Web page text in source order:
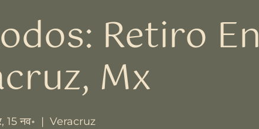
Retiro En
Mx
15 नव॰
  |
Veracruz